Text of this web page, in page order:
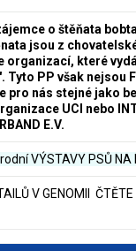
o štěňata
jsou z
organizací, které
Tyto PP však nejsou
pro nás stejné jako
UCI nebo
E.V.
VÝSTAVY PSŮ NA
V GENOMII ČTĚTE